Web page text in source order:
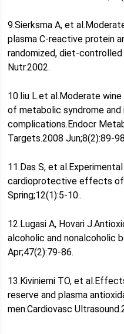
9.Sierksma A, et
plasma C-reactive protein
randomized, diet-
Nutr.2002.
10.Iiu L.et al.Moderate
of metabolic syndrome
complications.Endocr
Targets.2008 Jun;8(2):89-
11.Das S, et
cardioprotective effects of
Spring;12(1):5-10..
12.Lugasi A, Hovari
alcoholic and nonalcoholic
Apr;47(2):79-86.
13.Kiviniemi TO, et
reserve and plasma
men.Cardiovasc